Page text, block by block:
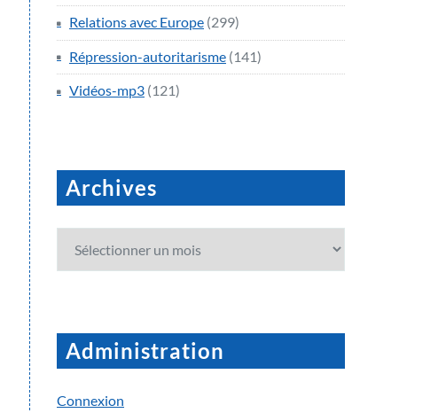
Relations avec Europe (299)
Répression-autoritarisme (141)
Vidéos-mp3 (121)
Archives
Administration
Connexion